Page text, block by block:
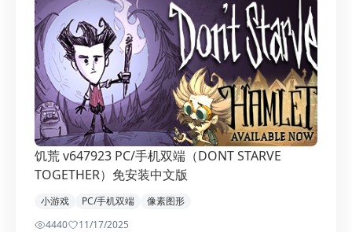
饥荒 v647923 PC/手机双端（DONT STARVE
TOGETHER）免安装中文版
小游戏 PC/手机双端
像素图形
4440
11/17/2025